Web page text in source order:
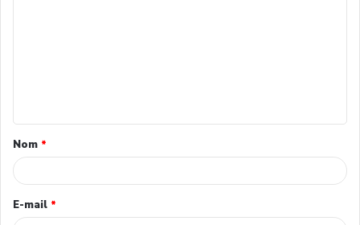
Nom *
E-mail *